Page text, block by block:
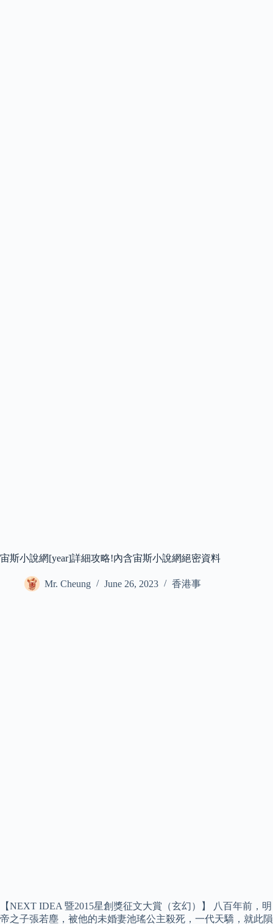
宙斯小說網[year]詳細攻略!內含宙斯小說網絕密資料
Mr. Cheung June 26, 2023 香港事
【NEXT IDEA 暨2015星創獎征文大賞（玄幻）】 八百年前，明
帝之子張若塵，被他的未婚妻池瑤公主殺死，一代天驕，就此隕